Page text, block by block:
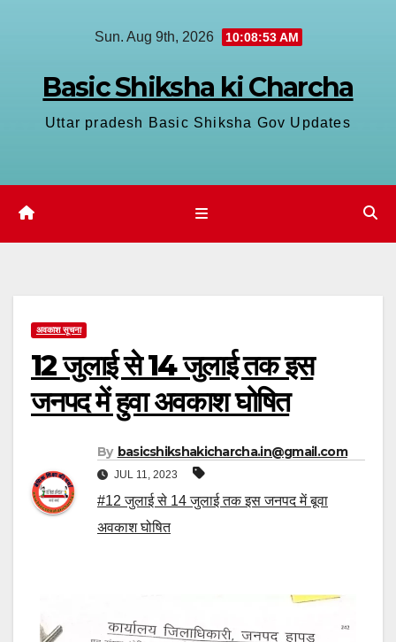
Sun. Aug 9th, 2026 10:08:54 AM
Basic Shiksha ki Charcha
Uttar pradesh Basic Shiksha Gov Updates
अवकाश सूचना
12 जुलाई से 14 जुलाई तक इस
जनपद में हुवा अवकाश घोषित
By basicshikshakicharcha.in@gmail.com
JUL 11, 2023
#12 जुलाई से 14 जुलाई तक इस जनपद में बूवा
अवकाश घोषित